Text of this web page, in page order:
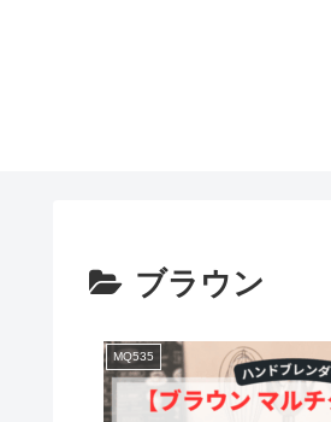
ブラウン
MQ535